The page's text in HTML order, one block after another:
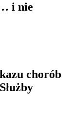
i nie
chorób